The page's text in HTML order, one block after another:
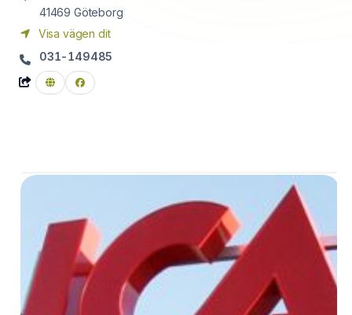
41469 Göteborg
Visa vägen dit
031-149485